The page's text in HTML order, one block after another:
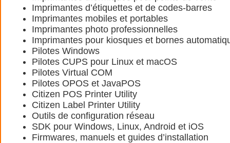
Imprimantes d’étiquettes et de codes-barres
Imprimantes mobiles et portables
Imprimantes photo professionnelles
Imprimantes pour kiosques et bornes
Pilotes Windows
Pilotes CUPS pour Linux et macOS
Pilotes Virtual COM
Pilotes OPOS et JavaPOS
Citizen POS Printer Utility
Citizen Label Printer Utility
Outils de configuration réseau
SDK pour Windows, Linux, Android et iOS
Firmwares, manuels et guides d’installation